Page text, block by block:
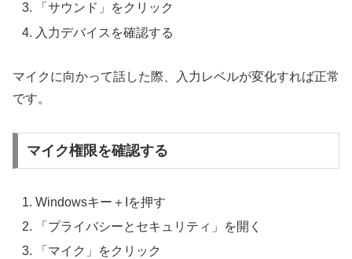
「サウンド」をクリック
入力デバイスを確認する
マイクに向かって話した際、入力レベルが変化すれば正常
です。
マイク権限を確認する
Windowsキー＋Iを押す
「プライバシーとセキュリティ」を開く
「マイク」をクリック